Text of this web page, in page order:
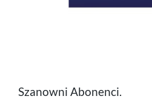
Szanowni Abonenci.